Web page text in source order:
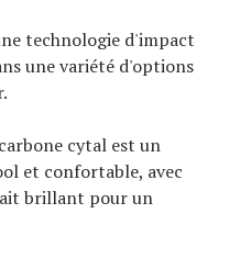
technologie d'impact
une variété d'options
cytal est un
et confortable, avec
brillant pour un